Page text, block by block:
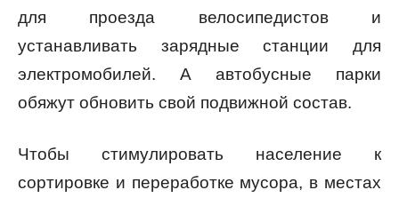
для проезда велосипедистов и
устанавливать зарядные станции для
электромобилей. А автобусные парки
обяжут обновить свой подвижной состав.
Чтобы стимулировать население к
сортировке и переработке мусора, в местах